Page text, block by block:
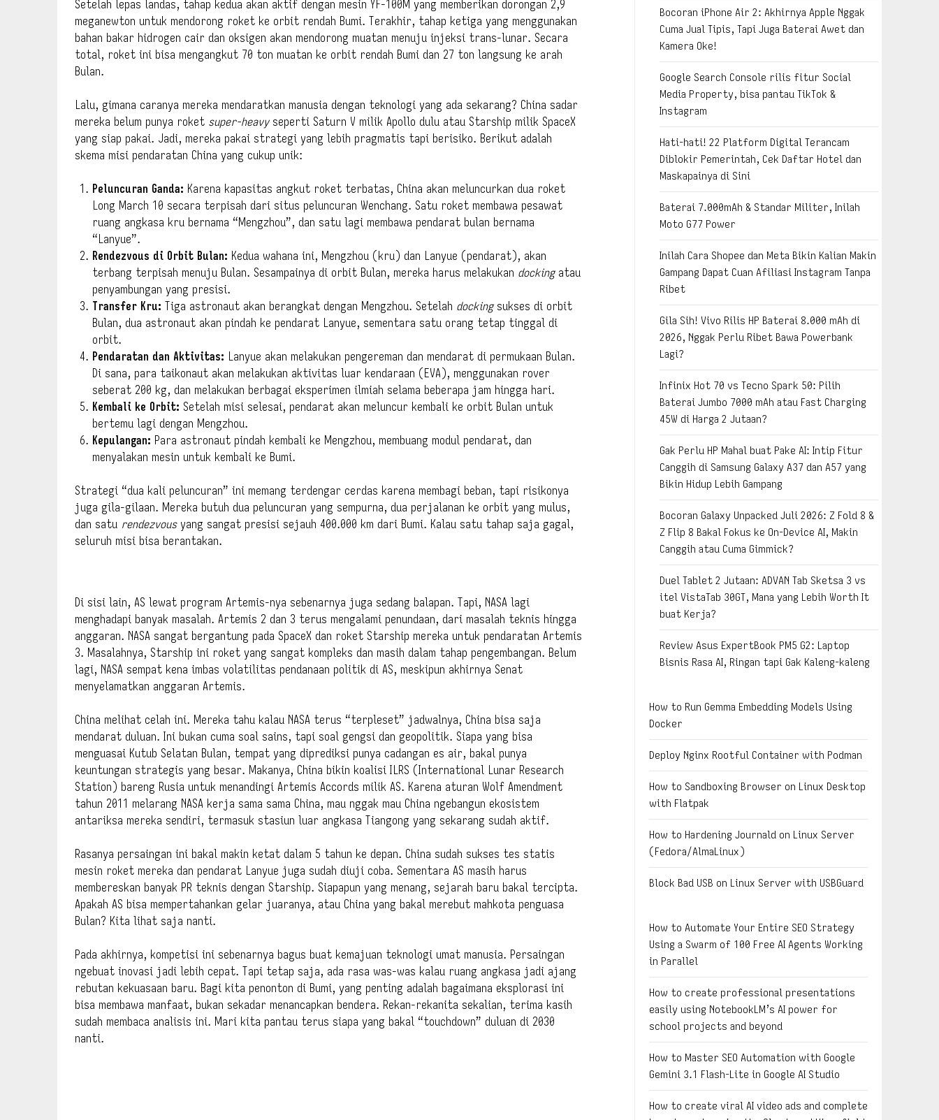
Setelah lepas landas, tahap kedua akan aktif dengan mesin YF-100M yang memberikan dorongan 2,9
meganewton untuk mendorong roket ke orbit rendah Bumi. Terakhir, tahap ketiga yang menggunakan
bahan bakar hidrogen cair dan oksigen akan mendorong muatan menuju injeksi trans-lunar. Secara
total, roket ini bisa mengangkut 70 ton muatan ke orbit rendah Bumi dan 27 ton langsung ke arah
Bulan.
Lalu, gimana caranya mereka mendaratkan manusia dengan teknologi yang ada sekarang? China sadar
mereka belum punya roket super-heavyseperti Saturn V milik Apollo dulu atau Starship milik SpaceX
yang siap pakai. Jadi, mereka pakai strategi yang lebih pragmatis tapi berisiko. Berikut adalah
skema misi pendaratan China yang cukup unik:
Peluncuran Ganda: Karena kapasitas angkut roket terbatas, China akan meluncurkan dua roket
Long March 10 secara terpisah dari situs peluncuran Wenchang. Satu roket membawa pesawat
ruang angkasa kru bernama “Mengzhou”, dan satu lagi membawa pendarat bulan bernama
“Lanyue”.
Rendezvous di Orbit Bulan: Kedua wahana ini, Mengzhou (kru) dan Lanyue (pendarat), akan
terbang terpisah menuju Bulan. Sesampainya di orbit Bulan, mereka harus melakukan dockingatau
penyambungan yang presisi.
Transfer Kru: Tiga astronaut akan berangkat dengan Mengzhou. Setelah dockingsukses di orbit
Bulan, dua astronaut akan pindah ke pendarat Lanyue, sementara satu orang tetap tinggal di
orbit.
Pendaratan dan Aktivitas: Lanyue akan melakukan pengereman dan mendarat di permukaan Bulan.
Di sana, para taikonaut akan melakukan aktivitas luar kendaraan (EVA), menggunakan rover
seberat 200 kg, dan melakukan berbagai eksperimen ilmiah selama beberapa jam hingga hari.
Kembali ke Orbit: Setelah misi selesai, pendarat akan meluncur kembali ke orbit Bulan untuk
bertemu lagi dengan Mengzhou.
Kepulangan: Para astronaut pindah kembali ke Mengzhou, membuang modul pendarat, dan
menyalakan mesin untuk kembali ke Bumi.
Strategi “dua kali peluncuran” ini memang terdengar cerdas karena membagi beban, tapi risikonya
juga gila-gilaan. Mereka butuh dua peluncuran yang sempurna, dua perjalanan ke orbit yang mulus,
dan satu rendezvousyang sangat presisi sejauh 400.000 km dari Bumi. Kalau satu tahap saja gagal,
seluruh misi bisa berantakan.
Di sisi lain, AS lewat program Artemis-nya sebenarnya juga sedang balapan. Tapi, NASA lagi
menghadapi banyak masalah. Artemis 2 dan 3 terus mengalami penundaan, dari masalah teknis hingga
anggaran. NASA sangat bergantung pada SpaceX dan roket Starship mereka untuk pendaratan Artemis
3. Masalahnya, Starship ini roket yang sangat kompleks dan masih dalam tahap pengembangan. Belum
lagi, NASA sempat kena imbas volatilitas pendanaan politik di AS, meskipun akhirnya Senat
menyelamatkan anggaran Artemis.
China melihat celah ini. Mereka tahu kalau NASA terus “terpleset” jadwalnya, China bisa saja
mendarat duluan. Ini bukan cuma soal sains, tapi soal gengsi dan geopolitik. Siapa yang bisa
menguasai Kutub Selatan Bulan, tempat yang diprediksi punya cadangan es air, bakal punya
keuntungan strategis yang besar. Makanya, China bikin koalisi ILRS (International Lunar Research
Station) bareng Rusia untuk menandingi Artemis Accords milik AS. Karena aturan Wolf Amendment
tahun 2011 melarang NASA kerja sama sama China, mau nggak mau China ngebangun ekosistem
antariksa mereka sendiri, termasuk stasiun luar angkasa Tiangong yang sekarang sudah aktif.
Rasanya persaingan ini bakal makin ketat dalam 5 tahun ke depan. China sudah sukses tes statis
mesin roket mereka dan pendarat Lanyue juga sudah diuji coba. Sementara AS masih harus
membereskan banyak PR teknis dengan Starship. Siapapun yang menang, sejarah baru bakal tercipta.
Apakah AS bisa mempertahankan gelar juaranya, atau China yang bakal merebut mahkota penguasa
Bulan? Kita lihat saja nanti.
Pada akhirnya, kompetisi ini sebenarnya bagus buat kemajuan teknologi umat manusia. Persaingan
ngebuat inovasi jadi lebih cepat. Tapi tetap saja, ada rasa was-was kalau ruang angkasa jadi ajang
rebutan kekuasaan baru. Bagi kita penonton di Bumi, yang penting adalah bagaimana eksplorasi ini
bisa membawa manfaat, bukan sekadar menancapkan bendera. Rekan-rekanita sekalian, terima kasih
sudah membaca analisis ini. Mari kita pantau terus siapa yang bakal “touchdown” duluan di 2030
nanti.
Bocoran iPhone Air 2: Akhirnya Apple Nggak
Cuma Jual Tipis, Tapi Juga Baterai Awet dan
Kamera Oke!
Google Search Console rilis fitur Social
Media Property, bisa pantau TikTok &
Instagram
Hati-hati! 22 Platform Digital Terancam
Diblokir Pemerintah, Cek Daftar Hotel dan
Maskapainya di Sini
Baterai 7.000mAh & Standar Militer, Inilah
Moto G77 Power
Inilah Cara Shopee dan Meta Bikin Kalian Makin
Gampang Dapat Cuan Afiliasi Instagram Tanpa
Ribet
Gila Sih! Vivo Rilis HP Baterai 8.000 mAh di
2026, Nggak Perlu Ribet Bawa Powerbank
Lagi?
Infinix Hot 70 vs Tecno Spark 50: Pilih
Baterai Jumbo 7000 mAh atau Fast Charging
45W di Harga 2 Jutaan?
Gak Perlu HP Mahal buat Pake AI: Intip Fitur
Canggih di Samsung Galaxy A37 dan A57 yang
Bikin Hidup Lebih Gampang
Bocoran Galaxy Unpacked Juli 2026: Z Fold 8 &
Z Flip 8 Bakal Fokus ke On-Device AI, Makin
Canggih atau Cuma Gimmick?
Duel Tablet 2 Jutaan: ADVAN Tab Sketsa 3 vs
itel VistaTab 30GT, Mana yang Lebih Worth It
buat Kerja?
Review Asus ExpertBook PM5 G2: Laptop
Bisnis Rasa AI, Ringan tapi Gak Kaleng-kaleng
How to Run Gemma Embedding Models Using
Docker
Deploy Nginx Rootful Container with Podman
How to Sandboxing Browser on Linux Desktop
with Flatpak
How to Hardening Journald on Linux Server
(Fedora/AlmaLinux)
Block Bad USB on Linux Server with USBGuard
How to Automate Your Entire SEO Strategy
Using a Swarm of 100 Free AI Agents Working
in Parallel
How to create professional presentations
easily using NotebookLM’s AI power for
school projects and beyond
How to Master SEO Automation with Google
Gemini 3.1 Flash-Lite in Google AI Studio
How to create viral AI video ads and complete